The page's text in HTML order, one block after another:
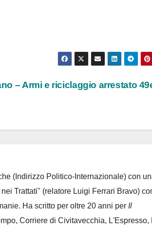
– Armi e riciclaggio arrestato
(Indirizzo Politico-Internazionale) con
Trattati" (relatore Luigi Ferrari Bravo)
Ha scritto per oltre 20 anni per Il
Corriere di Civitavecchia, L'Espresso,